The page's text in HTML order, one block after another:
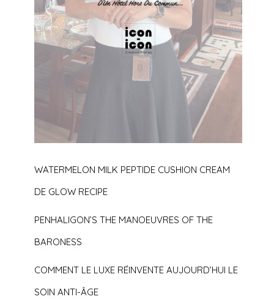
WATERMELON MILK PEPTIDE CUSHION CREAM
DE GLOW RECIPE
PENHALIGON’S THE MANOEUVRES OF THE
BARONESS
COMMENT LE LUXE RÉINVENTE AUJOURD’HUI LE
SOIN ANTI-ÂGE